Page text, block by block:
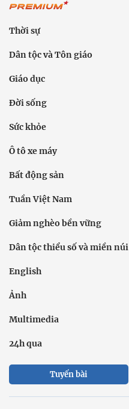
Thời sự
Dân tộc và Tôn giáo
Giáo dục
Đời sống
Sức khỏe
Ô tô xe máy
Bất động sản
Tuần Việt Nam
Giảm nghèo bền vững
Dân tộc thiểu số và miền núi
English
Ảnh
Multimedia
24h qua
Tuyến bài